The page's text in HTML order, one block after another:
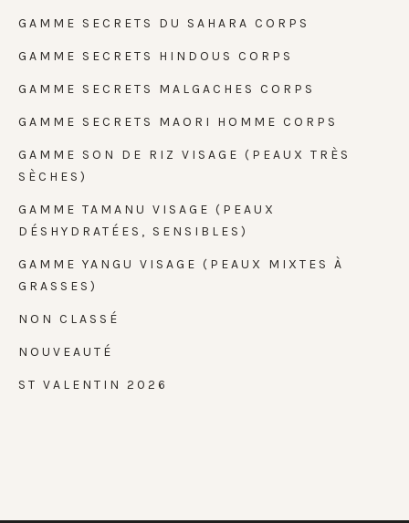
GAMME SECRETS DU SAHARA CORPS
GAMME SECRETS HINDOUS CORPS
GAMME SECRETS MALGACHES CORPS
GAMME SECRETS MAORI HOMME CORPS
GAMME SON DE RIZ VISAGE (PEAUX TRÈS
SÈCHES)
GAMME TAMANU VISAGE (PEAUX
DÉSHYDRATÉES, SENSIBLES)
GAMME YANGU VISAGE (PEAUX MIXTES À
GRASSES)
NON CLASSÉ
NOUVEAUTÉ
ST VALENTIN 2026